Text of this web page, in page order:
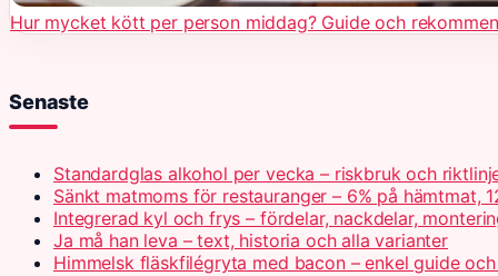
Hur mycket kött per person middag? Guide och
Senaste
Standardglas alkohol per vecka – riskbruk och
Sänkt matmoms för restauranger – 6% på hämtmat,
Integrerad kyl och frys – fördelar, nackdelar,
Ja må han leva – text, historia och alla varianter
Himmelsk fläskfilégryta med bacon – enkel guide